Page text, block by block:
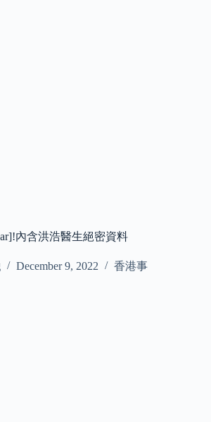
內含洪浩醫生絕密資料
December 9, 2022 香港事